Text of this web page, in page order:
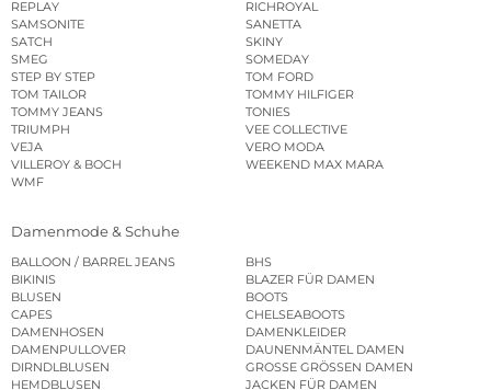
REPLAY
RICHROYAL
SAMSONITE
SANETTA
SATCH
SKINY
SMEG
SOMEDAY
STEP BY STEP
TOM FORD
TOM TAILOR
TOMMY HILFIGER
TOMMY JEANS
TONIES
TRIUMPH
VEE COLLECTIVE
VEJA
VERO MODA
VILLEROY & BOCH
WEEKEND MAX MARA
WMF
Damenmode & Schuhe
BALLOON / BARREL JEANS
BHS
BIKINIS
BLAZER FÜR DAMEN
BLUSEN
BOOTS
CAPES
CHELSEABOOTS
DAMENHOSEN
DAMENKLEIDER
DAMENPULLOVER
DAUNENMÄNTEL DAMEN
DIRNDLBLUSEN
GROSSE GRÖSSEN DAMEN
HEMDBLUSEN
JACKEN FÜR DAMEN